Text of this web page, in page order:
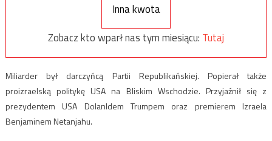
Inna kwota
Zobacz kto wparł nas tym miesiącu: Tutaj
Miliarder był darczyńcą Partii Republikańskiej. Popierał także
proizraelską politykę USA na Bliskim Wschodzie. Przyjaźnił się z
prezydentem USA Dolanldem Trumpem oraz premierem Izraela
Benjaminem Netanjahu.